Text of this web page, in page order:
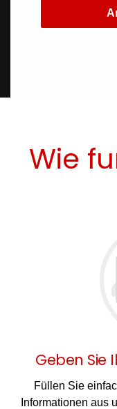
Wie
Geben Sie
Füllen Sie
Informationen aus